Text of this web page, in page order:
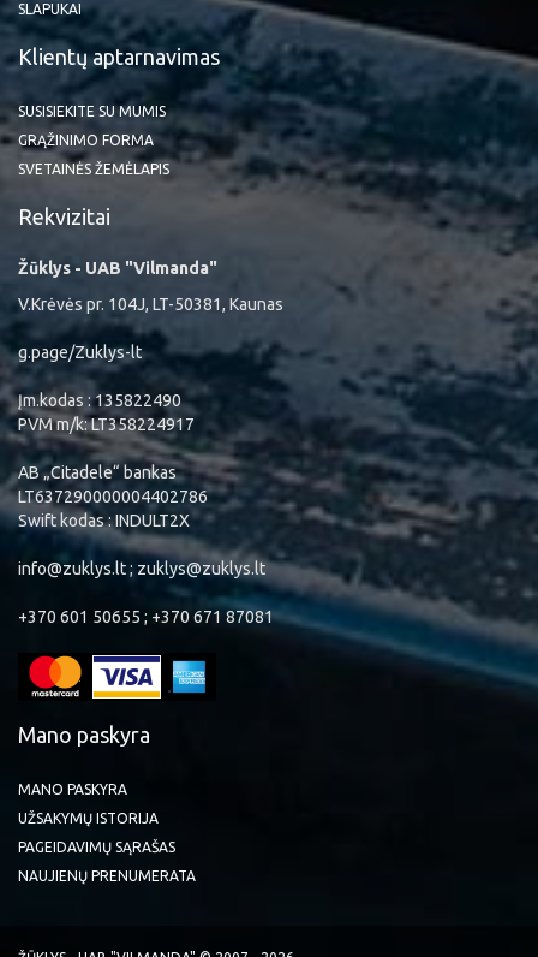
SLAPUKAI
Klientų aptarnavimas
SUSISIEKITE SU MUMIS
GRĄŽINIMO FORMA
SVETAINĖS ŽEMĖLAPIS
Rekvizitai
Žūklys - UAB "Vilmanda"
V.Krėvės pr. 104J, LT-50381, Kaunas
g.page/Zuklys-lt
Įm.kodas : 135822490
PVM m/k: LT358224917
AB „Citadele“ bankas
LT637290000004402786
Swift kodas : INDULT2X
info@zuklys.lt ; zuklys@zuklys.lt
+370 601 50655 ; +370 671 87081
Mano paskyra
MANO PASKYRA
UŽSAKYMŲ ISTORIJA
PAGEIDAVIMŲ SĄRAŠAS
NAUJIENŲ PRENUMERATA